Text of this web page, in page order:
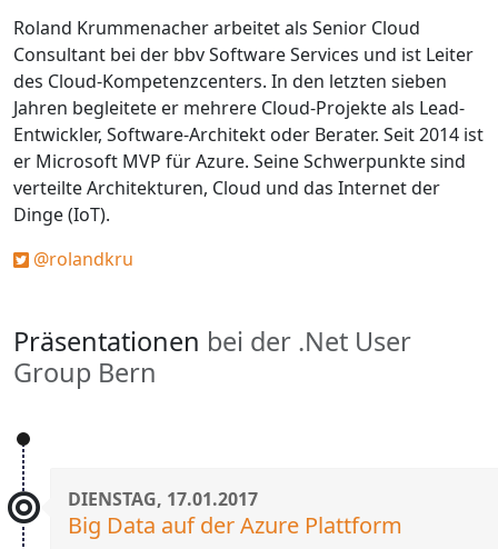
Roland Krummenacher arbeitet als Senior Cloud
Consultant bei der bbv Software Services und ist Leiter
des Cloud-Kompetenzcenters. In den letzten sieben
Jahren begleitete er mehrere Cloud-Projekte als Lead-
Entwickler, Software-Architekt oder Berater. Seit 2014 ist
er Microsoft MVP für Azure. Seine Schwerpunkte sind
verteilte Architekturen, Cloud und das Internet der
Dinge (IoT).
@rolandkru
Präsentationen bei der .Net User
Group Bern
DIENSTAG, 17.01.2017
Big Data auf der Azure Plattform